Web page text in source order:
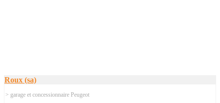
Roux (sa)
> garage et concessionnaire Peugeot